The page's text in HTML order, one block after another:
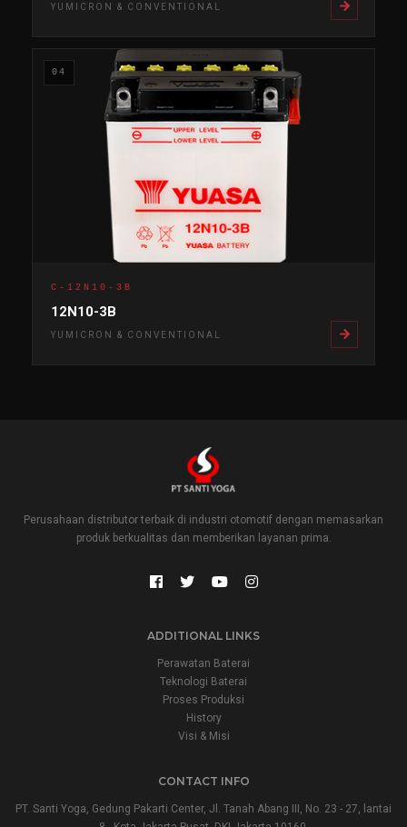
YUMICRON & CONVENTIONAL
04
C-12N10-3B
12N10-3B
YUMICRON & CONVENTIONAL
Perusahaan distributor terbaik di industri otomotif dengan memasarkan
produk berkualitas dan memberikan layanan prima.
ADDITIONAL LINKS
Perawatan Baterai
Teknologi Baterai
Proses Produksi
History
Visi & Misi
CONTACT INFO
PT. Santi Yoga, Gedung Pakarti Center, Jl. Tanah Abang III, No. 23 - 27, lantai